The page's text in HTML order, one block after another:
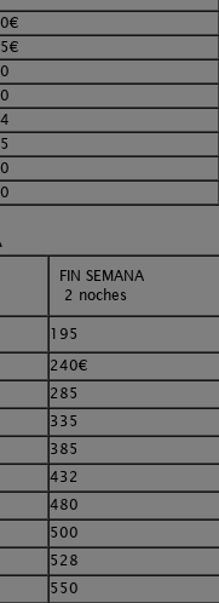
FIN SEMANA
2 noches
195
240€
285
335
385
432
480
500
528
550